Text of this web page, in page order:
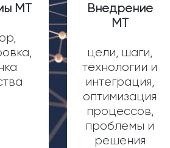
МТ
Внедрение
МТ
цели, шаги,
технологии и
интеграция,
оптимизация
процессов,
проблемы и
решения